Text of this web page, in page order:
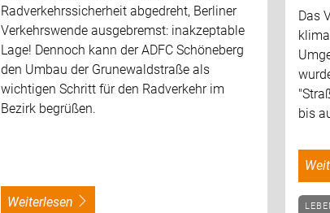
Radverkehrssicherheit abgedreht, Berliner
Verkehrswende ausgebremst: inakzeptable
Lage! Dennoch kann der ADFC Schöneberg
den Umbau der Grunewaldstraße als
wichtigen Schritt für den Radverkehr im
Bezirk begrüßen.
weiterlesen
Das
bis